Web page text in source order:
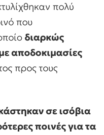
πολύ
που
διαρκώς
αποδοκιμασίες
προς τους
σε ισόβια
ποινές για τα